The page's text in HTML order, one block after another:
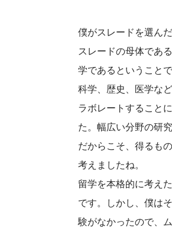
僕がスレードを選ん
スレードの母体であ
学であるということ
科学、歴史、医学な
ラボレートすること
た。幅広い分野の研
だからこそ、得るも
考えましたね。
留学を本格的に考え
です。しかし、僕は
験がなかったので、